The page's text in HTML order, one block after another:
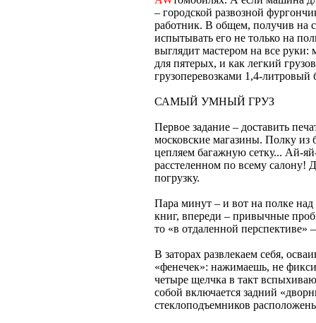
– городской развозной
работник. В общем, получив на
испытывать его не только на
выглядит мастером на все
для пятерых, и как легкий
грузоперевозками 1,4-
САМЫЙ УМНЫЙ ГРУЗ
Первое задание – доставить
московские магазины. Полку из
цепляем багажную сетку... Ай-
расстеленном по всему салону!
погрузку.
Пара минут – и вот на полке
книг, впереди – привычные
то «в отдаленной
В заторах развлекаем себя,
«фенечек»: нажимаешь, не
четыре щелчка в такт
собой включается задний
стеклоподъемников